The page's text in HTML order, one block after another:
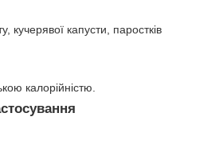
кучерявої капусти, паростків
калорійністю.